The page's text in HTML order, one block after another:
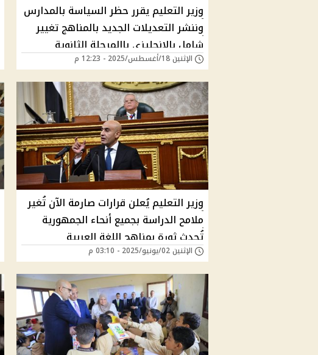
وزير التعليم يقرر حظر السياسة بالمدارس
وننشر التعديلات الجديد بالمناهج تغيير
شامل بالإنجليزي باالمرحلة الثانوية
الإثنين 18/أغسطس/2025 - 12:23 م
وزير التعليم يُعلن قرارات صارمة الآن تُغير
ملامح الدراسة بجميع أنحاء الجمهورية
تُحدث ثورة بمناهج اللغة العربية
والرياضيات "تغييرات تربوية كبرى بمصر"
وتطبق رسمياً بجميع المدارس
الإثنين 02/يونيو/2025 - 03:10 م